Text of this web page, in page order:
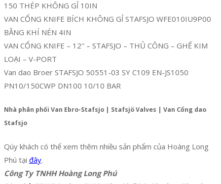
150 THÉP KHÔNG GỈ 10IN
VAN CỔNG KNIFE BÍCH KHÔNG GỈ STAFSJO WFE010IU9P00
BẰNG KHÍ NÉN 4IN
VAN CỔNG KNIFE – 12″ – STAFSJO – THỦ CÔNG – GHẾ KIM
LOẠI – V-PORT
Van dao Broer STAFSJO 50551-03 SY C109 EN-JS1050
PN10/150CWP DN100 10/10 BAR
Nhà phân phối Van Ebro-Stafsjo | Stafsjö Valves | Van Cổng dao
Stafsjo
Qúy khách có thể xem thêm nhiều sản phẩm của Hoàng Long
Phú tại đây.
Công Ty TNHH Hoàng Long Phú